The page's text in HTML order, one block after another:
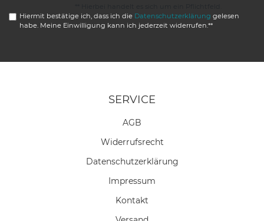
Hiermit bestätige ich, dass ich die Daten­schutz­erklärung gelesen
habe. Meine Einwilligung kann ich jederzeit widerrufen.**
SERVICE
AGB
Widerrufs­recht
Daten­schutz­erklärung
Impressum
Kontakt